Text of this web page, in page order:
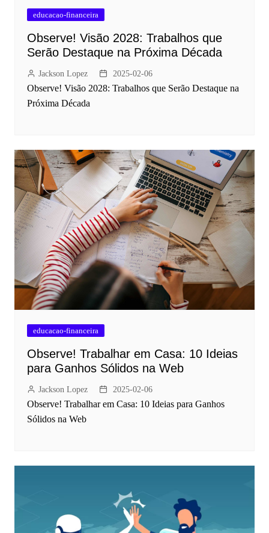
educacao-financeira
Observe! Visão 2028: Trabalhos que
Serão Destaque na Próxima Década
Jackson Lopez 2025-02-06
Observe! Visão 2028: Trabalhos que Serão Destaque na
Próxima Década
educacao-financeira
Observe! Trabalhar em Casa: 10 Ideias
para Ganhos Sólidos na Web
Jackson Lopez 2025-02-06
Observe! Trabalhar em Casa: 10 Ideias para Ganhos
Sólidos na Web